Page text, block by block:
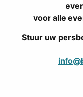
voor alle
Stuur uw